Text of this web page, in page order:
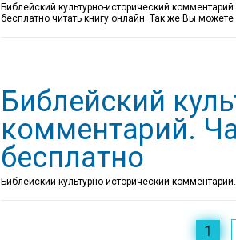
бесплатно читать книгу онлайн. Так же Вы
Библейский
комментарий.
бесплатно
Библейский культурно-исторический
1